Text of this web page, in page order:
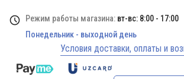
Режим работы магазина: вт-вс: 8:00 - 17:00
Понедельник - выходной день
Условия доставки, оплаты и